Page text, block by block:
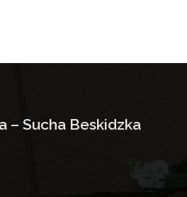
– Sucha Beskidzka